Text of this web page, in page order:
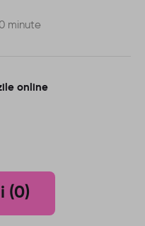
minute
online
(0)